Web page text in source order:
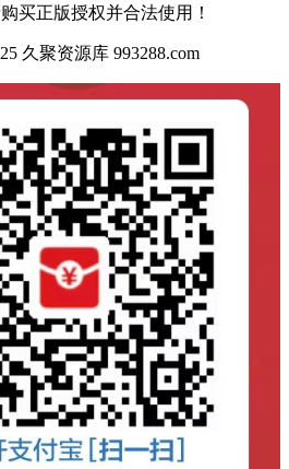
买正版授权并合法使用！
久聚资源库 993288.com